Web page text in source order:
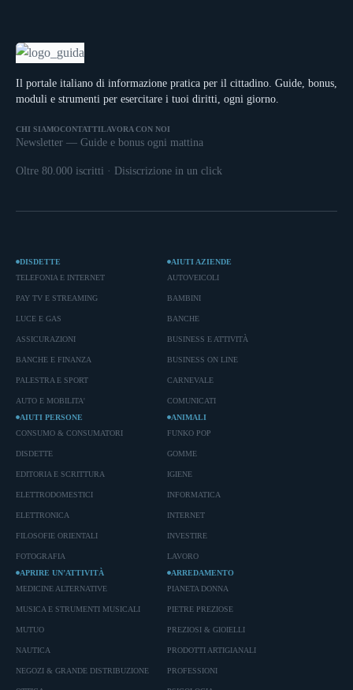
Il portale italiano di informazione pratica per il cittadino. Guide, bonus,
moduli e strumenti per esercitare i tuoi diritti, ogni giorno.
CHI SIAMOCONTATTI LAVORA CON NOI
Newsletter — Guide e bonus ogni mattina
Oltre 80.000 iscritti · Disiscrizione in un click
DISDETTE
TELEFONIA E INTERNET
PAY TV E STREAMING
LUCE E GAS
ASSICURAZIONI
BANCHE E FINANZA
PALESTRA E SPORT
AUTO E MOBILITA'
AIUTI AZIENDE
AUTOVEICOLI
BAMBINI
BANCHE
BUSINESS E ATTIVITÀ
BUSINESS ON LINE
CARNEVALE
COMUNICATI
AIUTI PERSONE
CONSUMO & CONSUMATORI
DISDETTE
EDITORIA E SCRITTURA
ELETTRODOMESTICI
ELETTRONICA
FILOSOFIE ORIENTALI
FOTOGRAFIA
ANIMALI
FUNKO POP
GOMME
IGIENE
INFORMATICA
INTERNET
INVESTIRE
LAVORO
APRIRE UN’ATTIVITÀ
MEDICINE ALTERNATIVE
MUSICA E STRUMENTI MUSICALI
MUTUO
NAUTICA
NEGOZI & GRANDE DISTRIBUZIONE
ARREDAMENTO
PIANETA DONNA
PIETRE PREZIOSE
PREZIOSI & GIOIELLI
PRODOTTI ARTIGIANALI
PROFESSIONI